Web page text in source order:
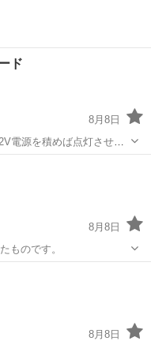
ド
8月8日
電源を積めば点灯させる
用するには問題ありませ
8月8日
ものです。
8月8日